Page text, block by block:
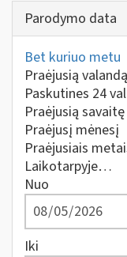
Parodymo data
Bet kuriuo metu
Praėjusią valandą
Paskutines 24
Praėjusią savaitę
Praėjusį mėnesį
Praėjusiais
Laikotarpyje…
Nuo
Iki